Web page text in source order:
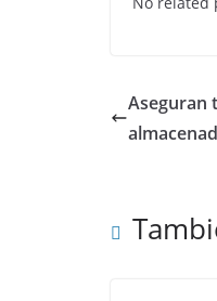
e
o
o
Aseguran